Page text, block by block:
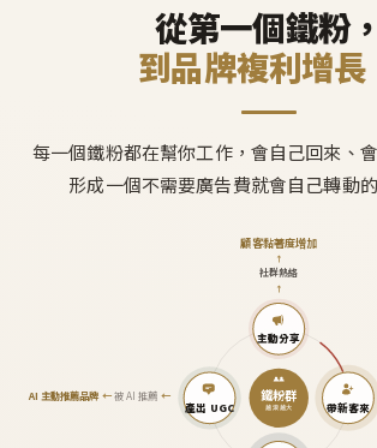
從第一個鐵粉，
到品牌複利增長
每一個鐵粉都在幫你工作，會自己回來、
形成一個不需要廣告費就會自己轉動
鐵粉群
越滾越大
主動分享
↑
社群熱絡
↑
顧客黏著度增加
帶新客來
產出 UGC
AI 主動推薦品牌←被 AI 推薦 ←